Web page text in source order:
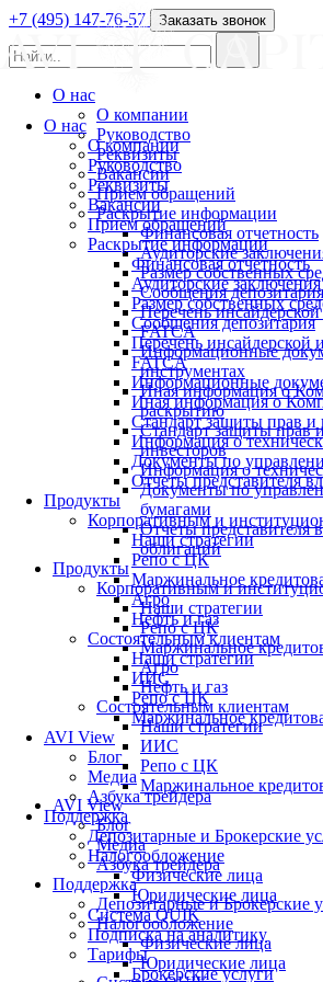
О нас
О компании
Руководство
Реквизиты
Вакансии
Прием обращений
Раскрытие информации
Финансовая отчетность
Аудиторские заключения
Размер собственных
Сообщения депозитария
Перечень инсайдерской
FATCA
Информационные
Иная информация о
Стандарт защиты прав и
Информация о
Документы по
Отчеты представителя
Продукты
Корпоративным и
Наши стратегии
Репо с ЦК
Маржинальное
Агро
Нефть и газ
Состоятельным клиентам
Наши стратегии
ИИС
Репо с ЦК
Маржинальное
AVI View
Блог
Медиа
Азбука трейдера
Поддержка
Депозитарные и Брокерские
Налогообложение
Физические лица
Юридические лица
Система QUIK
Подписка на аналитику
Тарифы
Брокерские услуги
+7 (495) 147-76-57 Заказать звонок
О нас
О компании
Руководство
Реквизиты
Вакансии
Прием обращений
Раскрытие информации
Финансовая отчетность
Аудиторские
Размер собственных
Сообщения депозитария
Перечень
FATCA
Информационные
инструментах
Иная информация о
раскрытию
Стандарт защиты прав
инвесторов
Информация о
Документы по
бумагами
Отчеты представителя
облигаций
Продукты
Корпоративным и
Наши стратегии
Репо с ЦК
Маржинальное
Агро
Нефть и газ
Состоятельным клиентам
Наши стратегии
ИИС
Репо с ЦК
Маржинальное
AVI View
Блог
Медиа
Азбука трейдера
Поддержка
Депозитарные и Брокерские
Налогообложение
Физические лица
Юридические лица